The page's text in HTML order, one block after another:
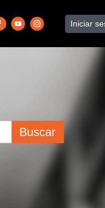
Iniciar
Buscar